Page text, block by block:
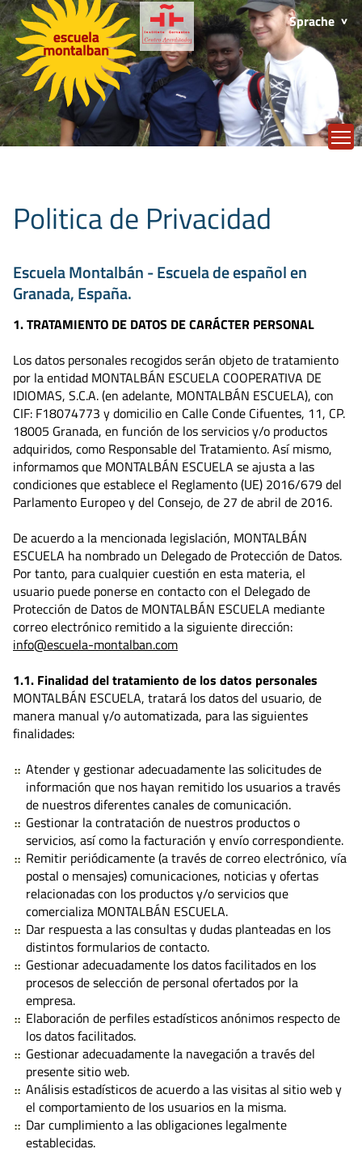
Sprache
Politica de Privacidad
Escuela Montalbán - Escuela de español en
Granada, España.
1. TRATAMIENTO DE DATOS DE CARÁCTER PERSONAL
Los datos personales recogidos serán objeto de tratamiento
por la entidad MONTALBÁN ESCUELA COOPERATIVA DE
IDIOMAS, S.C.A. (en adelante, MONTALBÁN ESCUELA), con
CIF: F18074773 y domicilio en Calle Conde Cifuentes, 11, CP.
18005 Granada, en función de los servicios y/o productos
adquiridos, como Responsable del Tratamiento. Así mismo,
informamos que MONTALBÁN ESCUELA se ajusta a las
condiciones que establece el Reglamento (UE) 2016/679 del
Parlamento Europeo y del Consejo, de 27 de abril de 2016.
De acuerdo a la mencionada legislación, MONTALBÁN
ESCUELA ha nombrado un Delegado de Protección de Datos.
Por tanto, para cualquier cuestión en esta materia, el
usuario puede ponerse en contacto con el Delegado de
Protección de Datos de MONTALBÁN ESCUELA mediante
correo electrónico remitido a la siguiente dirección:
info@escuela-montalban.com
1.1. Finalidad del tratamiento de los datos personales
MONTALBÁN ESCUELA, tratará los datos del usuario, de
manera manual y/o automatizada, para las siguientes
finalidades:
Atender y gestionar adecuadamente las solicitudes de
información que nos hayan remitido los usuarios a través
de nuestros diferentes canales de comunicación.
Gestionar la contratación de nuestros productos o
servicios, así como la facturación y envío correspondiente.
Remitir periódicamente (a través de correo electrónico, vía
postal o mensajes) comunicaciones, noticias y ofertas
relacionadas con los productos y/o servicios que
comercializa MONTALBÁN ESCUELA.
Dar respuesta a las consultas y dudas planteadas en los
distintos formularios de contacto.
Gestionar adecuadamente los datos facilitados en los
procesos de selección de personal ofertados por la
empresa.
Elaboración de perfiles estadísticos anónimos respecto de
los datos facilitados.
Gestionar adecuadamente la navegación a través del
presente sitio web.
Análisis estadísticos de acuerdo a las visitas al sitio web y
el comportamiento de los usuarios en la misma.
Dar cumplimiento a las obligaciones legalmente
establecidas.